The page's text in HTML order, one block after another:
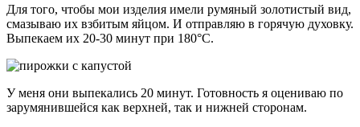
Для того, чтобы мои изделия имели румяный золотистый вид,
смазываю их взбитым яйцом. И отправляю в горячую духовку.
Выпекаем их 20-30 минут при 180°С.
У меня они выпекались 20 минут. Готовность я оцениваю по
зарумянившейся как верхней, так и нижней сторонам.